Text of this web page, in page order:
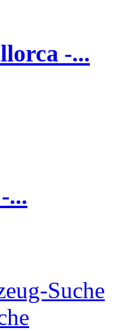
-...
...
Suche